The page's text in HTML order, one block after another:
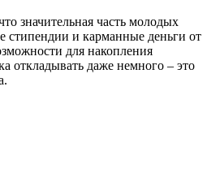
значительная часть молодых
стипендии и карманные деньги от
для накопления
откладывать даже немного – это